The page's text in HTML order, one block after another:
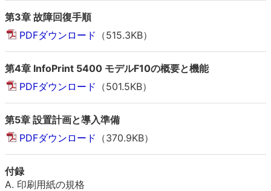
第3章 故障回復手順
PDFダウンロード （515.3KB）
第4章 InfoPrint 5400 モデルF10の概要と機能
PDFダウンロード （501.5KB）
第5章 設置計画と導入準備
PDFダウンロード （370.9KB）
付録
A. 印刷用紙の規格